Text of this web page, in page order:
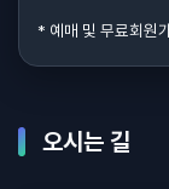
* 예매 및 무료회
오시는 길